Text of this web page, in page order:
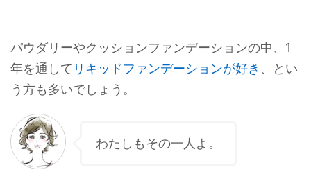
パウダリーやクッションファンデーションの中、1
年を通して リキッドファンデーションが好き 、とい
う方も多いでしょう。
わたしもその一人よ。